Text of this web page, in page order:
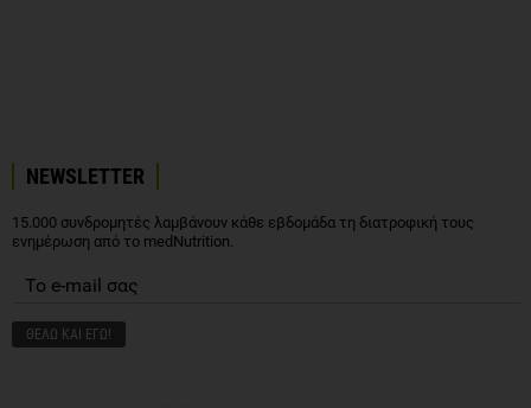
NEWSLETTER
15.000 συνδρομητές λαμβάνουν κάθε εβδομάδα τη διατροφική τους
ενημέρωση από το medNutrition.